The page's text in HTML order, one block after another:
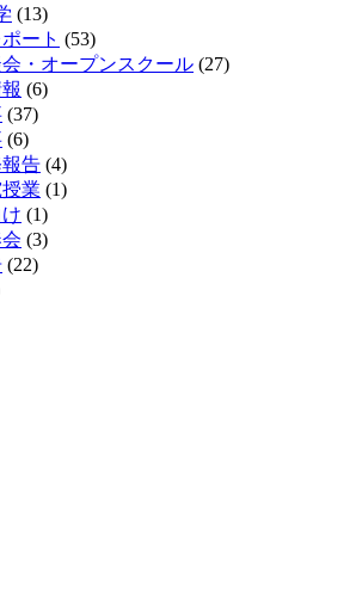
(13)
ート (53)
会・オープンスクール (27)
(6)
(37)
(6)
告 (4)
業 (1)
(1)
(3)
(22)